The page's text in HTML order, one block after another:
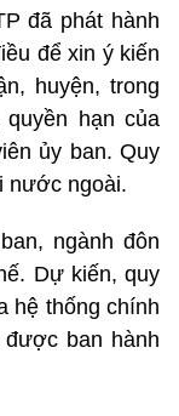
đã phát hành
để xin ý kiến
huyện, trong
hạn của
ủy ban. Quy
nước ngoài.
ngành đôn
Dự kiến, quy
hệ thống chính
ban hành